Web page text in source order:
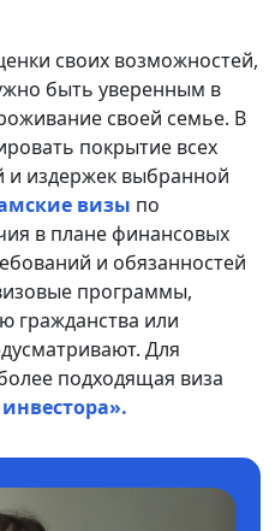
своих возможностей,
быть уверенным в
своей семье. В
покрытие всех
издержек выбранной
визы по
в плане финансовых
и обязанностей
программы,
гражданства или
Для
подходящая виза